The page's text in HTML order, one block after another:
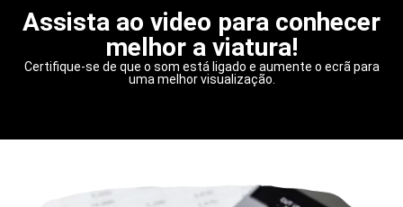
Assista ao video para conhecer
melhor a viatura!
Certifique-se de que o som está ligado e aumente o ecrã para
uma melhor visualização.